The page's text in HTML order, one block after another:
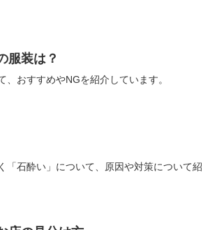
服装は？
おすすめやNGを紹介しています。
「石酔い」について、原因や対策について紹